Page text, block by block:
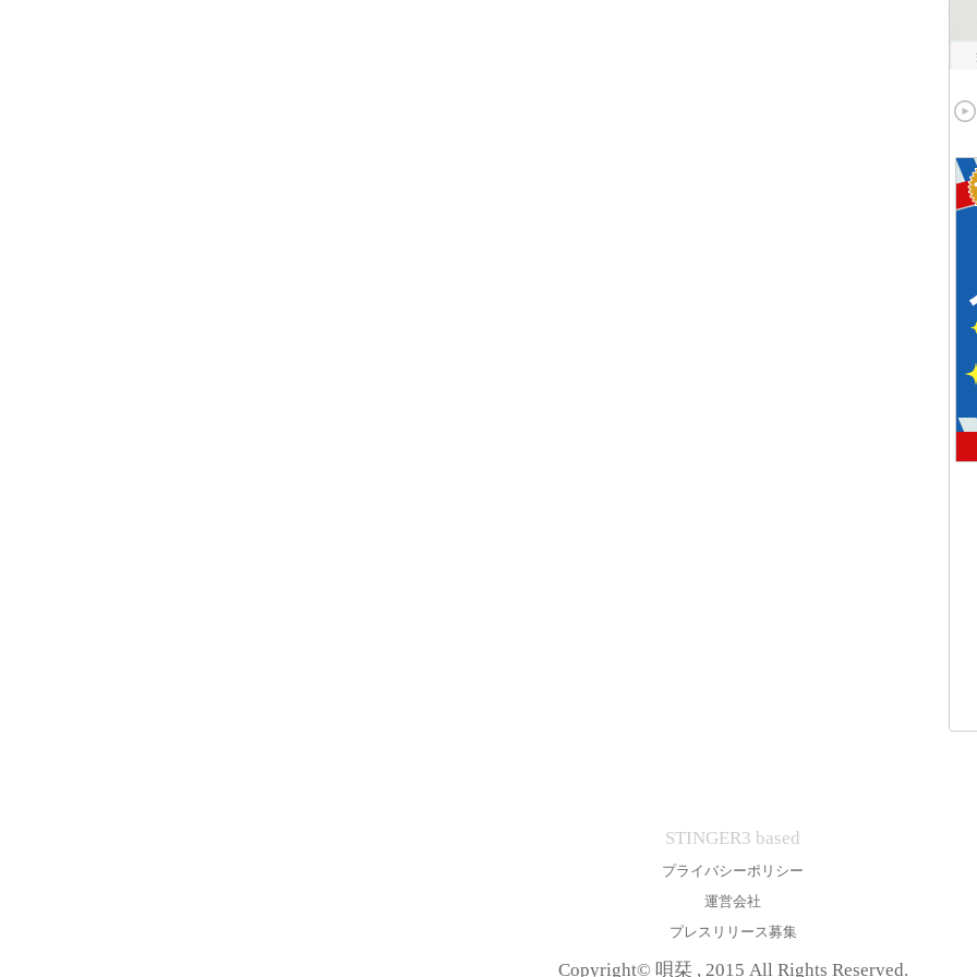
STINGER3 based
プライバシーポリシー
運営会社
プレスリリース募集
Copyright© 唄栞 , 2015 All Rights Reserved.